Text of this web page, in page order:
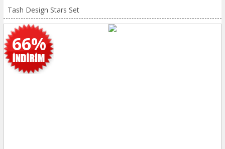
Tash Design Stars Set
66%